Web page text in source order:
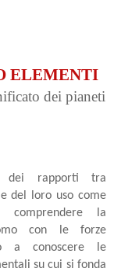
ELEMENTI
dei pianeti
dei rapporti tra
del loro uso come
comprendere la
con le forze
a conoscere le
su cui si fonda